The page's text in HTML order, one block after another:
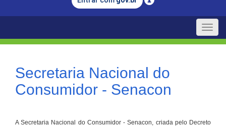
Legislação
Toggle
Secretaria Nacional do
Consumidor - Senacon
A Secretaria Nacional do Consumidor - Senacon, criada pelo Decreto